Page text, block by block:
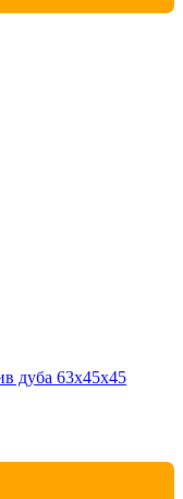
дуба 63х45х45